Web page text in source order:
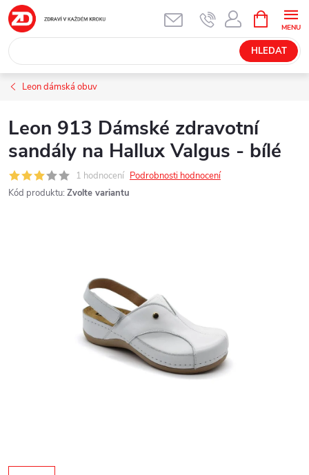
Přejít
na
obsah
HLEDAT
NÁKUPNÍ
KOŠÍK
Leon dámská obuv
Leon 913 Dámské zdravotní
sandály na Hallux Valgus - bílé
1 hodnocení Podrobnosti hodnocení
Kód produktu: Zvolte variantu